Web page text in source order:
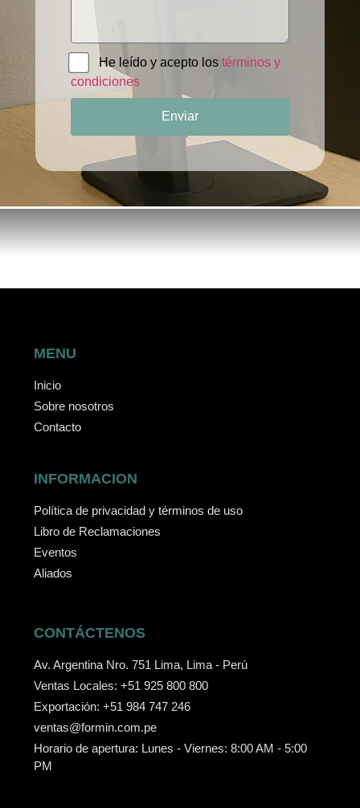
He leído y acepto los términos y
condiciones
Enviar
MENU
Inicio
Sobre nosotros
Contacto
INFORMACION
Política de privacidad y términos de uso
Libro de Reclamaciones
Eventos
Aliados
CONTÁCTENOS
Av. Argentina Nro. 751 Lima, Lima - Perú
Ventas Locales: +51 925 800 800
Exportación: +51 984 747 246
ventas@formin.com.pe
Horario de apertura: Lunes - Viernes: 8:00 AM - 5:00
PM